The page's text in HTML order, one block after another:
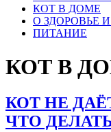
КОТ В ДОМЕ
О ЗДОРОВЬЕ
ПИТАНИЕ
КОТ В
КОТ НЕ
ЧТО